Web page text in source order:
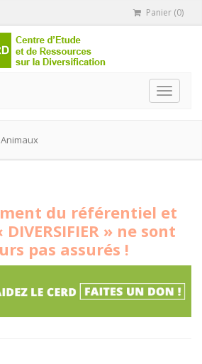
Panier (0)
Toggle
du référentiel et
» ne sont
pas assurés !